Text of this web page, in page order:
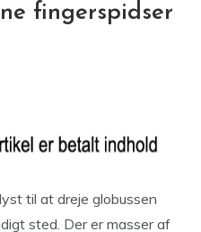
fingerspidser
til at dreje globussen
sted. Der er masser af